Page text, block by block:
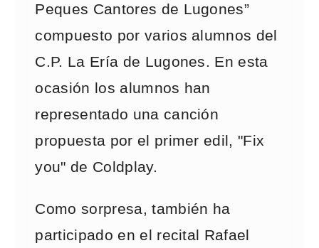
Peques Cantores de Lugones”
compuesto por varios alumnos del
C.P. La Ería de Lugones. En esta
ocasión los alumnos han
representado una canción
propuesta por el primer edil, "Fix
you" de Coldplay.
Como sorpresa, también ha
participado en el recital Rafael